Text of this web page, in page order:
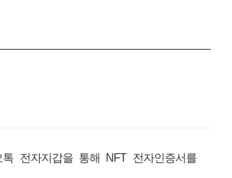
전자지갑을 통해 NFT 전자인증서를